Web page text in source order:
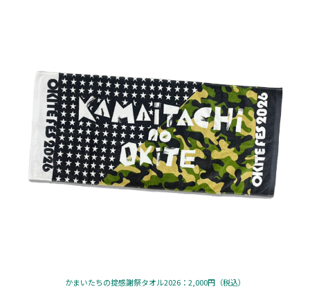
かまいたちの掟感謝祭タオル2026：2,000円（税込）